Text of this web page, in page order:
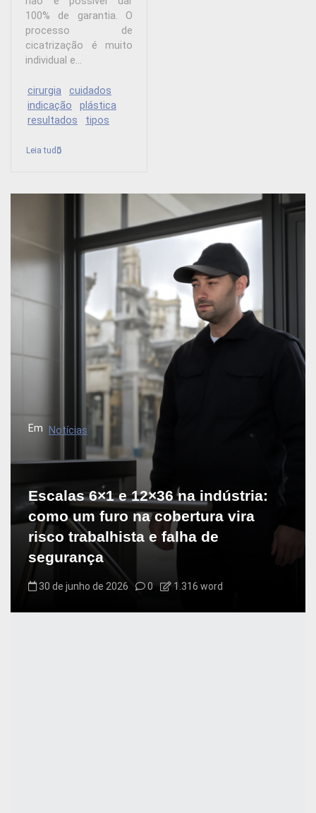
100% de garantia. O
processo de
cicatrização é muito
individual e...
cirurgia
cuidados
indicação
plástica
resultados
tipos
Leia tudo
Em Notícias
Escalas 6×1 e 12×36 na indústria:
como um furo na cobertura vira
risco trabalhista e falha de
segurança
30 de junho de 2026 0 1.316 word